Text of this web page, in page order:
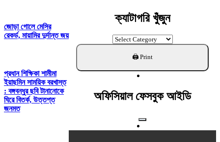
জোড়া গোলে মেসির
রেকর্ড, মায়ামির দুর্দান্ত জয়
প্রধান শিক্ষিকা শামীমা
ইয়াছমিন সাময়িক বরখাস্ত
: বঙ্গবন্ধুর ছবি টানানোকে
ঘিরে বিতর্ক, উত্তপ্ত
জনমত
ক্যাটাগরি খুঁজুন
ক্যাটাগরি
খুঁজুন
অফিসিয়াল ফেসবুক আইডি